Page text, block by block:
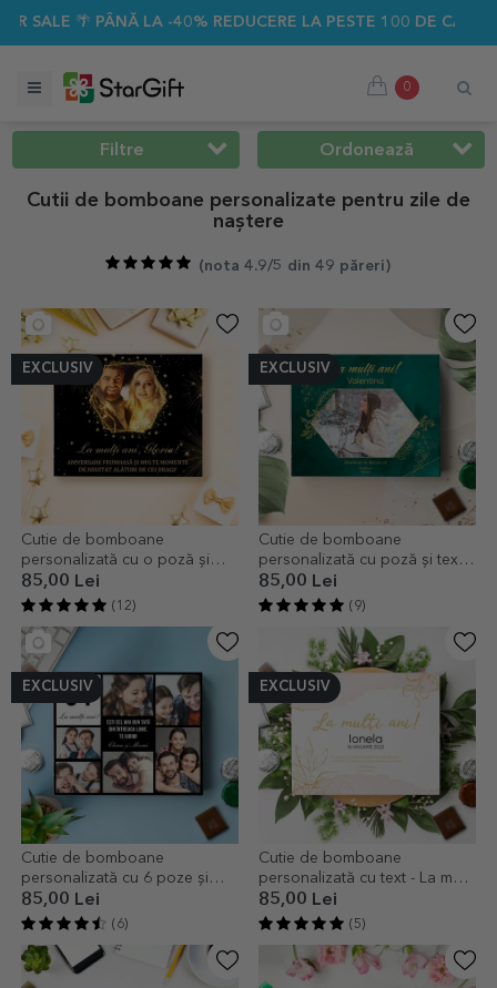
-40% REDUCERE LA PESTE 100 DE CADOURI PERSONALIZATE
0
Filtre Ordonează
Cutii de bomboane personalizate pentru zile de
naștere
(nota 4.9/5 din 49 păreri )
EXCLUSIV
Cutie de bomboane
personalizată cu o poză și
text - Golden
85,00 Lei
(12)
EXCLUSIV
Cutie de bomboane
personalizată cu poză și text -
La mulți ani!
85,00 Lei
(9)
EXCLUSIV
Cutie de bomboane
personalizată cu 6 poze și
mesaj pentru cei dragi
85,00 Lei
(6)
EXCLUSIV
Cutie de bomboane
personalizată cu text - La mulți
ani!
85,00 Lei
(5)